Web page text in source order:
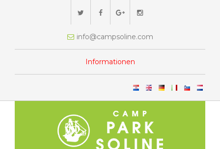
info@campsoline.com
Informationen